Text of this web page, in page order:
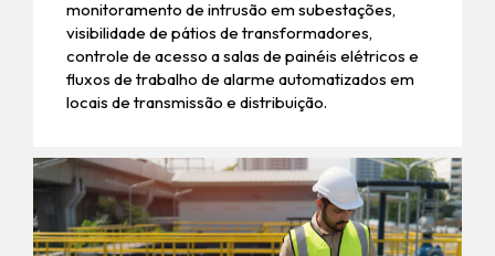
monitoramento de intrusão em subestações,
visibilidade de pátios de transformadores,
controle de acesso a salas de painéis elétricos e
fluxos de trabalho de alarme automatizados em
locais de transmissão e distribuição.